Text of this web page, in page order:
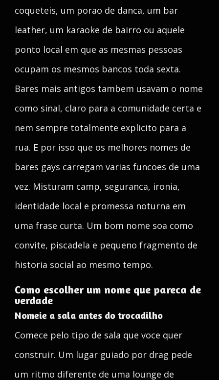
coqueteis, um porao de danca, um bar
leather, um karaoke de bairro ou aquele
ponto local em que as mesmas pessoas
ocupam os mesmos bancos toda sexta.
Bares mais antigos tambem usavam o nome
como sinal, claro para a comunidade certa e
nem sempre totalmente explicito para a
rua. E por isso que os melhores nomes de
bares gays carregam varias funcoes de uma
vez. Misturam camp, seguranca, ironia,
identidade local e promessa noturna em
uma frase curta. Um bom nome soa como
convite, piscadela e pequeno fragmento de
historia social ao mesmo tempo.
Como escolher um nome que pareca de
verdade
Nomeie a sala antes do trocadilho
Comece pelo tipo de sala que voce quer
construir. Um lugar guiado por drag pede
um ritmo diferente de uma lounge de